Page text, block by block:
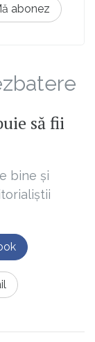
abonez
să fii
bine și